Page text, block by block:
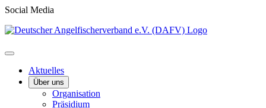
Social Media
Aktuelles
Über uns
Organisation
Präsidium